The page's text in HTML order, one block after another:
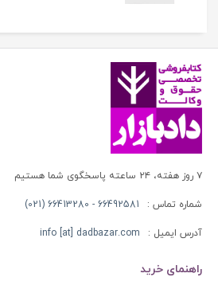
۷ روز هفته، ۲۴ ساعته پاسخگوی شما هستیم
شماره تماس : 66492581 - 66413280 (021)
آدرس ایمیل : info [at] dadbazar.com
راهنمای خرید